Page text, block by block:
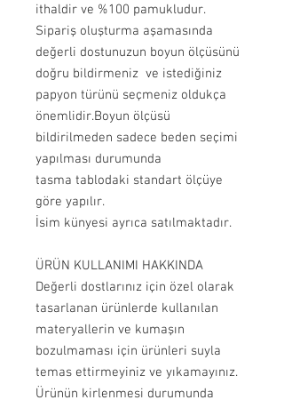
ithaldir ve %100 pamukludur.
Sipariş oluşturma aşamasında
değerli dostunuzun boyun ölçüsünü
doğru bildirmeniz ve istediğiniz
papyon türünü seçmeniz oldukça
önemlidir.Boyun ölçüsü
bildirilmeden sadece beden seçimi
yapılması durumunda
tasma tablodaki standart ölçüye
göre yapılır.
İsim künyesi ayrıca satılmaktadır.
ÜRÜN KULLANIMI HAKKINDA
Değerli dostlarınız için özel olarak
tasarlanan ürünlerde kullanılan
materyallerin ve kumaşın
bozulmaması için ürünleri suyla
temas ettirmeyiniz ve yıkamayınız.
Ürünün kirlenmesi durumunda